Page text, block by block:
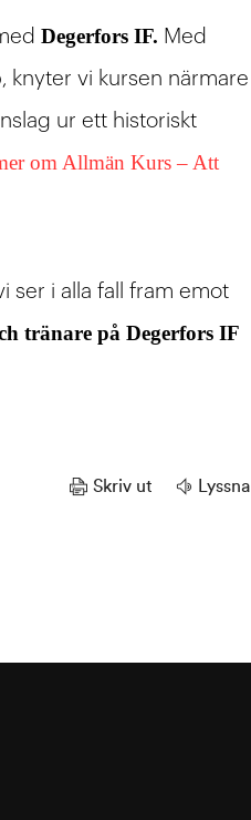
Degerfors IF. Med
knyter vi kursen närmare
ur ett historiskt
om Allmän Kurs – Att
ser i alla fall fram emot
tränare på Degerfors IF
Skriv ut Lyssna